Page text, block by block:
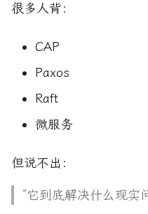
很多人背：
CAP
Paxos
Raft
微服务
但说不出：
“它到底解决什么现实